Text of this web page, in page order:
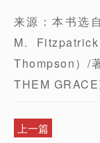
来源：本书选
M.
Thompson）/
THEM GRACE
上一篇